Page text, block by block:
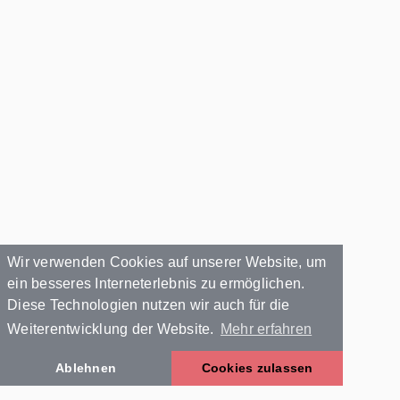
Wir verwenden Cookies auf unserer Website, um
ein besseres Interneterlebnis zu ermöglichen.
Diese Technologien nutzen wir auch für die
Weiterentwicklung der Website.
Mehr erfahren
Ablehnen Cookies zulassen